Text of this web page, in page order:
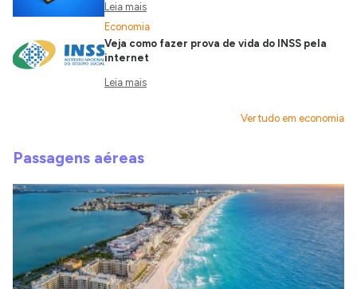
Leia mais
Economia
Veja como fazer prova de vida do INSS pela
internet
Leia mais
Ver tudo em economia
Passagens aéreas